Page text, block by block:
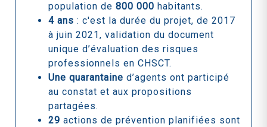
population de 800 000 habitants.
4 ans : c'est la durée du projet, de 2017
à juin 2021, validation du document
unique d’évaluation des risques
professionnels en CHSCT.
Une quarantaine d’agents ont participé
au constat et aux propositions
partagées.
29 actions de prévention planifiées sont